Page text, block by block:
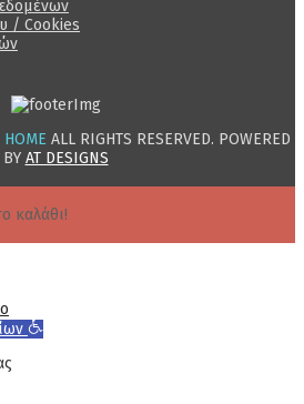
/ Cookies
ALL RIGHTS RESERVED. POWERED
BY AT DESIGNS
καλάθι!